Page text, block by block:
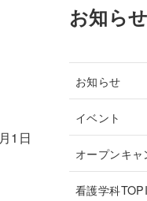
1日
お知らせ
お知らせ
イベント
オープンキャ
看護学科